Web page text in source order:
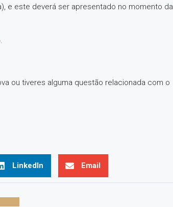
e este deverá ser apresentado no momento da
ou tiveres alguma questão relacionada com o
LinkedIn Email